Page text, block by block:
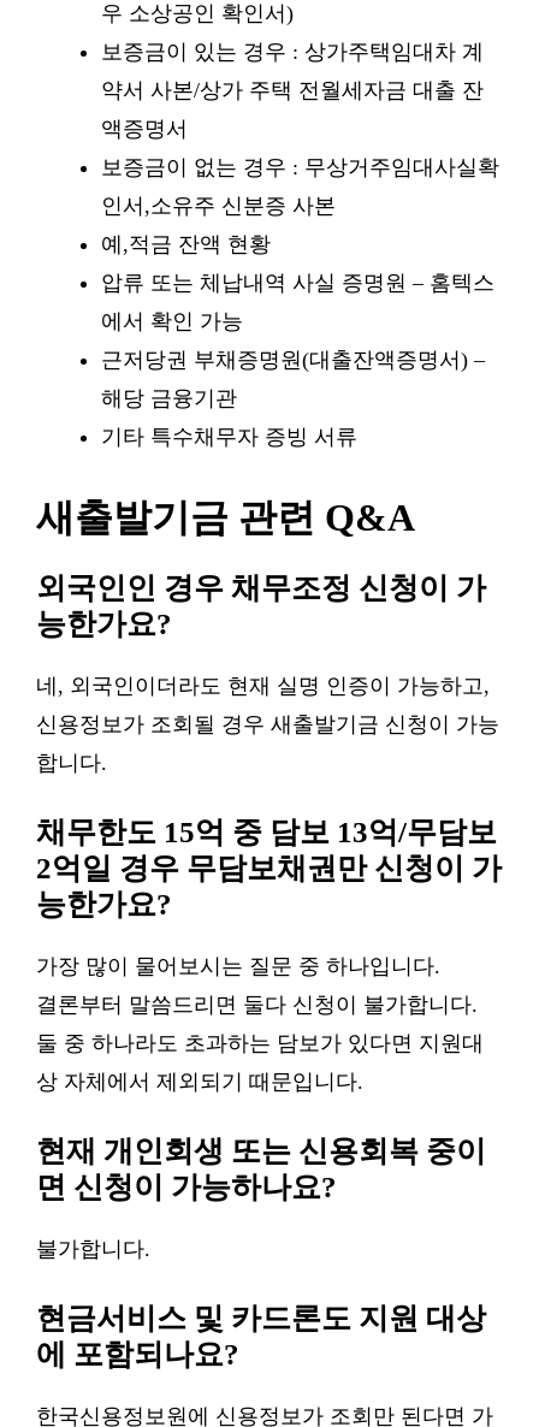
우 소상공인 확인서)
보증금이 있는 경우 : 상가주택임대차 계
약서 사본/상가 주택 전월세자금 대출 잔
액증명서
보증금이 없는 경우 : 무상거주임대사실확
인서,소유주 신분증 사본
예,적금 잔액 현황
압류 또는 체납내역 사실 증명원 – 홈텍스
에서 확인 가능
근저당권 부채증명원(대출잔액증명서) –
해당 금융기관
기타 특수채무자 증빙 서류
새출발기금 관련 Q&A
외국인인 경우 채무조정 신청이 가
능한가요?
네, 외국인이더라도 현재 실명 인증이 가능하고,
신용정보가 조회될 경우 새출발기금 신청이 가능
합니다.
채무한도 15억 중 담보 13억/무담보
2억일 경우 무담보채권만 신청이 가
능한가요?
가장 많이 물어보시는 질문 중 하나입니다.
결론부터 말씀드리면 둘다 신청이 불가합니다.
둘 중 하나라도 초과하는 담보가 있다면 지원대
상 자체에서 제외되기 때문입니다.
현재 개인회생 또는 신용회복 중이
면 신청이 가능하나요?
불가합니다.
현금서비스 및 카드론도 지원 대상
에 포함되나요?
한국신용정보원에 신용정보가 조회만 된다면 가